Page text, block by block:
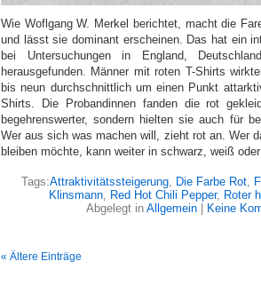
Wie Woflgang W. Merkel berichtet, macht die
und lässt sie dominant erscheinen. Das hat ein
bei Untersuchungen in England,
herausgefunden. Männer mit roten T-Shirts
bis neun durchschnittlich um einen Punkt
Shirts. Die Probandinnen fanden die rot
begehrenswerter, sondern hielten sie auch für
Wer aus sich was machen will, zieht rot an. Wer
bleiben möchte, kann weiter in schwarz, weiß
Tags:Attraktivitätssteigerung, Die Farbe Rot,
Klinsmann, Red Hot Chili Pepper, Roter
Abgelegt in Allgemein Keine
« Ältere Einträge